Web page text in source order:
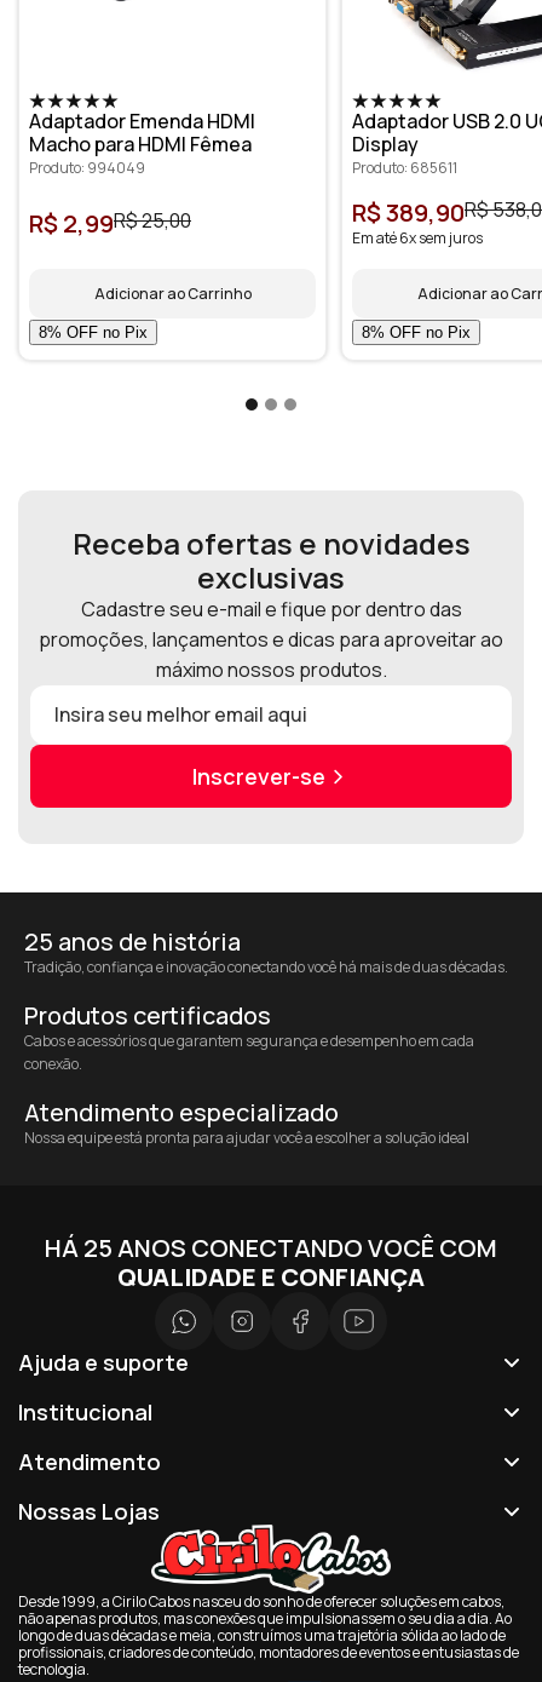
Adaptador Emenda HDMI
Macho para HDMI Fêmea
Produto: 994049
R$ 2,99R$ 25,00
Adicionar ao Carrinho
Adaptador USB 2.0
Display
Produto: 685611
R$ 389,90R$
Em até 6x sem juros
Adicionar ao
Receba ofertas e novidades
exclusivas
Cadastre seu e-mail e fique por dentro das
promoções, lançamentos e dicas para aproveitar ao
máximo nossos produtos.
Inscrever-se
25 anos de história
Tradição, confiança e inovação conectando você há mais de duas décadas.
Produtos certificados
Cabos e acessórios que garantem segurança e desempenho em cada
conexão.
Atendimento especializado
Nossa equipe está pronta para ajudar você a escolher a solução ideal
HÁ 25 ANOS CONECTANDO VOCÊ COM
QUALIDADE E CONFIANÇA
Ajuda e suporte
Institucional
Atendimento
Nossas Lojas
Desde 1999, a Cirilo Cabos nasceu do sonho de oferecer soluções em cabos,
não apenas produtos, mas conexões que impulsionassem o seu dia a dia. Ao
longo de duas décadas e meia, construímos uma trajetória sólida ao lado de
profissionais, criadores de conteúdo, montadores de eventos e entusiastas de
tecnologia.